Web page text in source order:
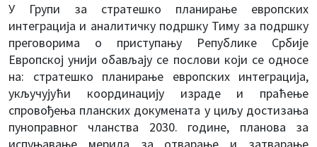
У Групи за стратешко планирање европских
интеграција и аналитичку подршку Тиму за подршку
преговорима о приступању Републике Србије
Европској унији обављају се послови који се односе
на: стратешко планирање европских интеграција,
укључујући координацију израде и праћење
спровођења планских докумената у циљу достизања
пуноправног чланства 2030. године, планова за